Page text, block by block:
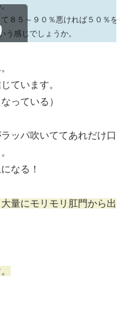
８５～９０％悪ければ５０％を
う感じでしょうか。
ています。
っている）
ッパ吹いててあれだけ口
なる！
量にモリモリ肛門から出